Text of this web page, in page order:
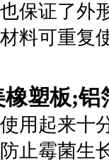
保证了外
料可重复
橡塑板;铝
用起来十
止霉菌生